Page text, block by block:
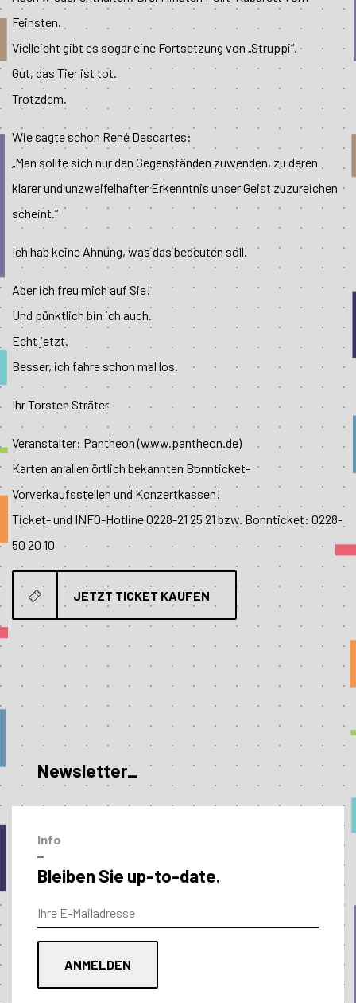
Feinsten.
Vielleicht gibt es sogar eine Fortsetzung von „Struppi“.
Gut, das Tier ist tot.
Trotzdem.
Wie sagte schon René Descartes:
„Man sollte sich nur den Gegenständen zuwenden, zu deren
klarer und unzweifelhafter Erkenntnis unser Geist zuzureichen
scheint.“
Ich hab keine Ahnung, was das bedeuten soll.
Aber ich freu mich auf Sie!
Und pünktlich bin ich auch.
Echt jetzt.
Besser, ich fahre schon mal los.
Ihr Torsten Sträter
Veranstalter: Pantheon (www.pantheon.de)
Karten an allen örtlich bekannten Bonnticket-
Vorverkaufsstellen und Konzertkassen!
Ticket- und INFO-Hotline 0228-21 25 21 bzw. Bonnticket: 0228-
50 20 10
JETZT TICKET KAUFEN
Newsletter_
Info
–
Bleiben Sie up-to-date.